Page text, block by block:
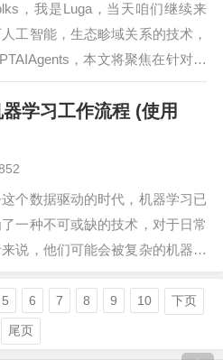
，我是Luga，当天咱们继续来
工智能，生态畛域关系的技术，
，本文将聚焦在针对不
AutoGPT技术启动解析，使得大
了解不同Auto…
学习工作流程 (使用
个数据驱动的时代，机器学习已
一种不可或缺的技术，对于日常
说，他们可能会被复杂的机器学
一些Python库，它们将极大地简化
作流程，…
5 6 7 8 9 10 下页
尾页